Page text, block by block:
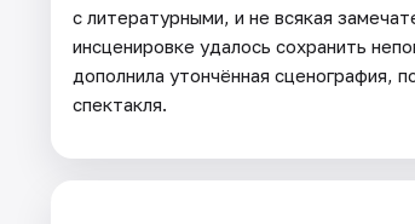
с литературными, и не всякая
инсценировке удалось сохранить
дополнила утончённая сценография,
спектакля.